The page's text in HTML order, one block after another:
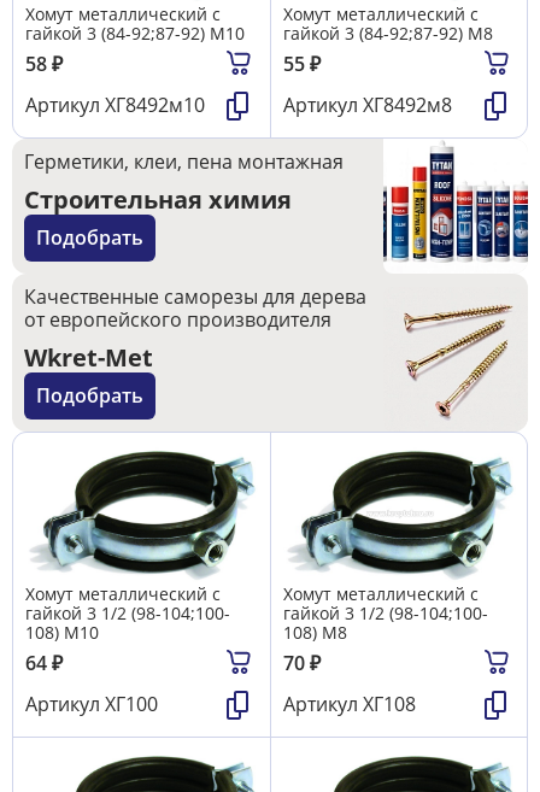
Хомут металлический с
гайкой 3 (84-92;87-92) М10
58₽
Артикул ХГ8492м10
Хомут металлический с
гайкой 3 (84-92;87-92) М8
55₽
Артикул ХГ8492м8
Герметики, клеи, пена монтажная
Строительная химия
Подобрать
Качественные саморезы для дерева
от европейского производителя
Wkret-Met
Подобрать
Хомут металлический с
гайкой 3 1/2 (98-104;100-
108) М10
64₽
Артикул ХГ100
Хомут металлический с
гайкой 3 1/2 (98-104;100-
108) М8
70₽
Артикул ХГ108